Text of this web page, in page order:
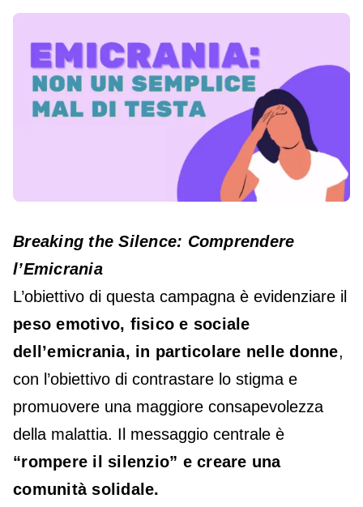
Breaking the Silence: Comprendere
l’Emicrania
L’obiettivo di questa campagna è evidenziare il
peso emotivo, fisico e sociale
dell’emicrania, in particolare nelle donne,
con l’obiettivo di contrastare lo stigma e
promuovere una maggiore consapevolezza
della malattia. Il messaggio centrale è
“rompere il silenzio” e creare una
comunità solidale.